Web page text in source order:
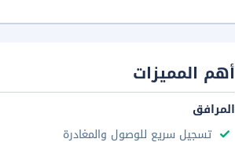
أهم المميزات
المرافق
تسجيل سريع للوصول والمغادرة